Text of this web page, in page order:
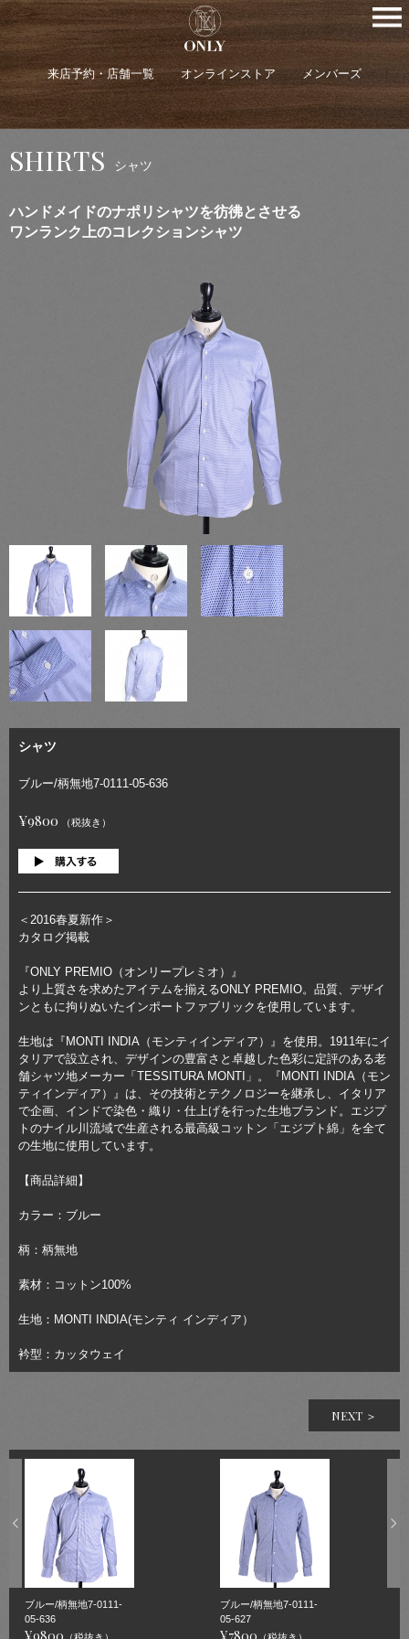
来店予約・店舗一覧 オンラインストア メンバーズ
SHIRTS シャツ
ハンドメイドのナポリシャツを彷彿とさせる
ワンランク上のコレクションシャツ
シャツ
ブルー/柄無地7-0111-05-636
¥9800 （税抜き）
＜2016春夏新作＞
カタログ掲載
『ONLY PREMIO（オンリープレミオ）』
より上質さを求めたアイテムを揃えるONLY PREMIO。品質、デザイ
ンともに拘りぬいたインポートファブリックを使用しています。
生地は『MONTI INDIA（モンティインディア）』を使用。1911年にイ
タリアで設立され、デザインの豊富さと卓越した色彩に定評のある老
舗シャツ地メーカー「TESSITURA MONTI」。『MONTI INDIA（モン
ティインディア）』は、その技術とテクノロジーを継承し、イタリア
で企画、インドで染色・織り・仕上げを行った生地ブランド。エジプ
トのナイル川流域で生産される最高級コットン「エジプト綿」を全て
の生地に使用しています。
【商品詳細】
カラー：ブルー
柄：柄無地
素材：コットン100%
生地：MONTI INDIA(モンティ インディア）
衿型：カッタウェイ
NEXT ＞
ブルー/柄無地7-0111-
05-636
ブルー/柄無地7-0111-
05-627